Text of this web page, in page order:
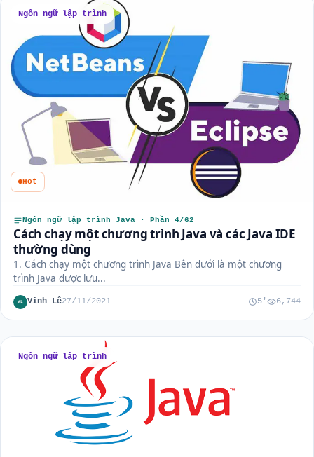
Ngôn ngữ lập trình
Hot
Ngôn ngữ lập trình Java · Phần 4/62
Cách chạy một chương trình Java và các Java IDE
thường dùng
1. Cách chạy một chương trình Java Bên dưới là một chương
trình Java được lưu...
VL Vinh Lê27/11/2021 5' 6,744
Ngôn ngữ lập trình